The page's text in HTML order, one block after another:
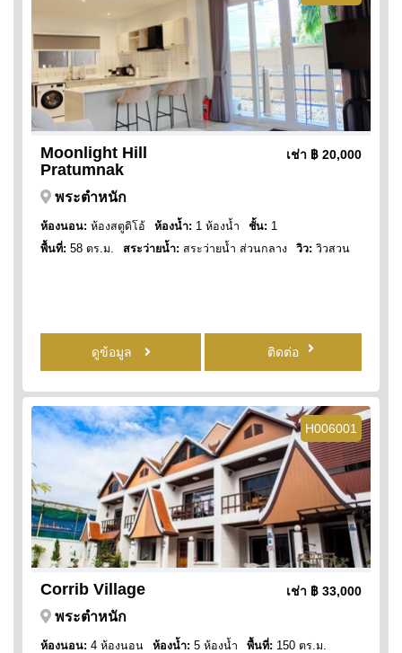
Moonlight Hill
Pratumnak
เช่า ฿ 20,000
พระตำหนัก
ห้องนอน: ห้องสตูดิโอ้ ห้องน้ำ: 1 ห้องน้ำ ชั้น: 1
พื้นที่: 58 ตร.ม. สระว่ายน้ำ: สระว่ายน้ำ ส่วนกลาง วิว: วิวสวน
ดูข้อมูล ติดต่อ
H006001
Corrib Village เช่า ฿ 33,000
พระตำหนัก
ห้องนอน: 4 ห้องนอน ห้องน้ำ: 5 ห้องน้ำ พื้นที่: 150 ตร.ม.